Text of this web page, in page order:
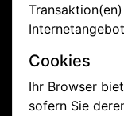
Cookies
Ihr Browser
sofern Sie